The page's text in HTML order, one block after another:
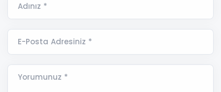
Adınız *
E-Posta Adresiniz *
Yorumunuz *